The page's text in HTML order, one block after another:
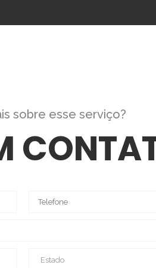
sobre esse serviço?